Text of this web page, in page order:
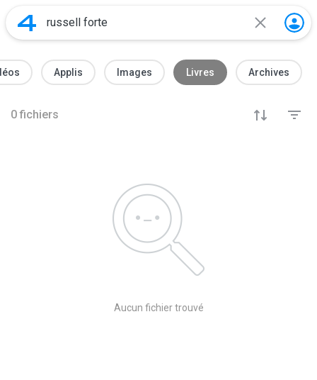
Applis Images Livres Archives
0 fichiers
Aucun fichier trouvé